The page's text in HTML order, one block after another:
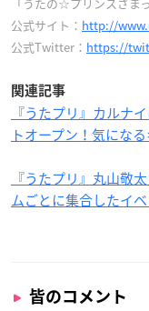
公式サイト： http://
公式Twitter： https://
関連記事
『うたプリ』カルナ
トオープン！気にな
『うたプリ』丸山敬
ムごとに集合したイ
皆のコメント